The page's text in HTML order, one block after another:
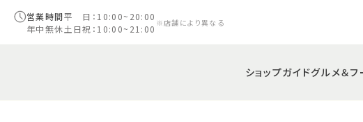
営業時間平 日：10:00~20:00
年中無休土日祝：10:00~21:00 ※店舗により異なる
ショップガイドグルメ＆フ